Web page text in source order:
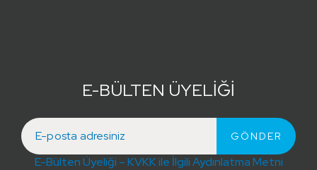
E-BÜLTEN ÜYELİĞİ
E-Bülten Üyeliği – KVKK ile İlgili Aydınlatma Metni